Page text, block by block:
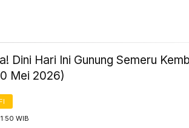
Dini Hari Ini Gunung Semeru
Mei 2026)
WIB